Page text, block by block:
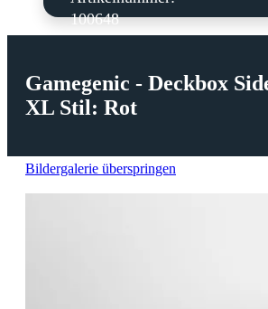
100648
Gamegenic - Deckbox
XL Stil: Rot
Bildergalerie überspringen